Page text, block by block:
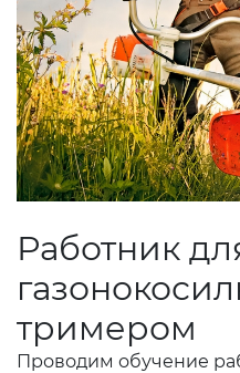
Работник
тримером
Проводим обучение